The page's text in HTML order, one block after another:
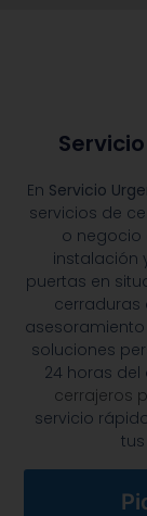
En Servicio
servicios de
o negocio
instalación
puertas en
cerraduras
soluciones
24 horas
cerrajeros
servicio